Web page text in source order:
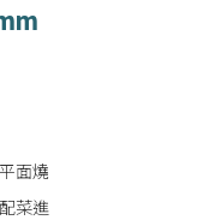
面燒
菜進